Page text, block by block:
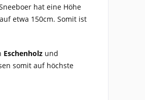
hat eine Höhe
etwa 150cm. Somit ist
Eschenholz und
somit auf höchste